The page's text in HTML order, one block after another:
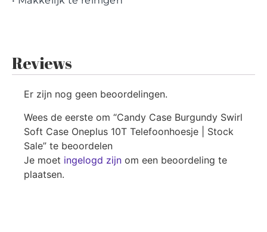
Reviews
Er zijn nog geen beoordelingen.
Wees de eerste om “Candy Case Burgundy Swirl
Soft Case Oneplus 10T Telefoonhoesje | Stock
Sale” te beoordelen
Je moet ingelogd zijn om een beoordeling te
plaatsen.